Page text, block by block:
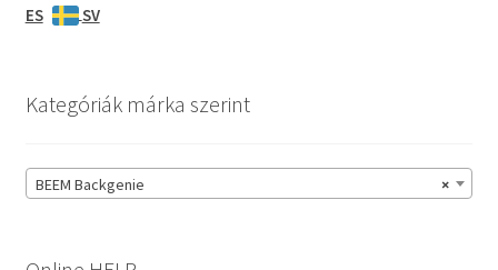
ES
SV
Kategóriák márka szerint
×
BEEM Backgenie